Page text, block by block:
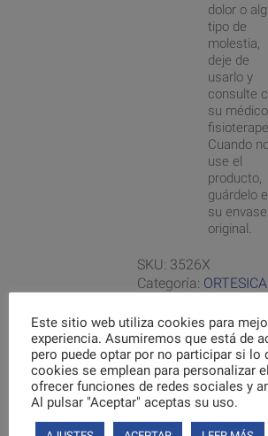
dolor o
tipo de
molestia,
deje de
usarlo y
consulte
su
Cuando
use el
producto,
guárdelo
su envase
original.
SKU: 3526X
Categoría: ORTESICA
Inicia sesión
para comprar
Este sitio web utiliza cookies para
experiencia. Asumiremos que está de
pero puede optar por no participar si lo
cookies se emplean para personalizar
ofrecer funciones de redes sociales y
Al pulsar "Aceptar" aceptas su uso.